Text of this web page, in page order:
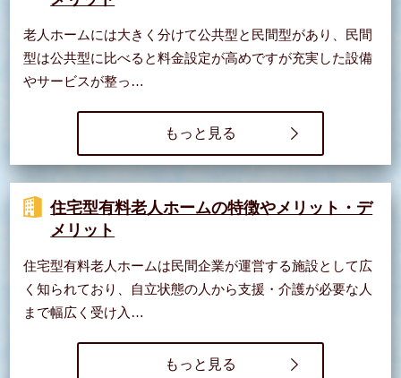
老人ホームには大きく分けて公共型と民間型があり、民間
型は公共型に比べると料金設定が高めですが充実した設備
やサービスが整っ…
もっと見る
住宅型有料老人ホームの特徴やメリット・デ
メリット
住宅型有料老人ホームは民間企業が運営する施設として広
く知られており、自立状態の人から支援・介護が必要な人
まで幅広く受け入…
もっと見る